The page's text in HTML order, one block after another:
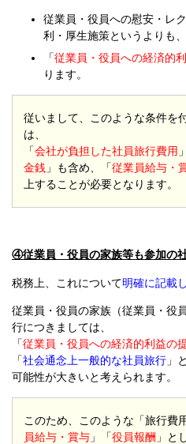
従業員・役員への慰安・レ
利・厚生施策というよりも、
「従業員・役員への経済的
ります。
従いまして、このような条件を
は、
「会社が負担した社員旅行費用
金銭 」も含め、「従業員給与・
上することが必要となります。
④従業員・役員の家族等も参加の
税務上、これについて明確に記載
従業員・役員の家族（従業員・役
行につきましては、
「従業員・役員への経済的利益の
「社会通念上一般的な社員旅行 」
可能性が大きいと考えられます。
このため、このような「旅行費
員給与・賞与 」「役員報酬 」と